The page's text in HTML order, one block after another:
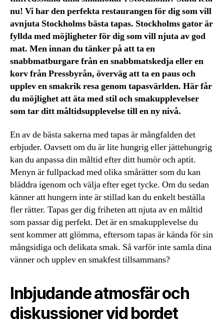
nu! Vi har den perfekta restaurangen för dig som vill
avnjuta Stockholms bästa tapas. Stockholms gator är
fyllda med möjligheter för dig som vill njuta av god
mat. Men innan du tänker på att ta en
snabbmatburgare från en snabbmatskedja eller en
korv från Pressbyrån, överväg att ta en paus och
upplev en smakrik resa genom tapasvärlden. Här får
du möjlighet att äta med stil och smakupplevelser
som tar ditt måltidsupplevelse till en ny nivå.
En av de bästa sakerna med tapas är mångfalden det
erbjuder. Oavsett om du är lite hungrig eller jättehungrig
kan du anpassa din måltid efter ditt humör och aptit.
Menyn är fullpackad med olika smårätter som du kan
bläddra igenom och välja efter eget tycke. Om du sedan
känner att hungern inte är stillad kan du enkelt beställa
fler rätter. Tapas ger dig friheten att njuta av en måltid
som passar dig perfekt. Det är en smakupplevelse du
sent kommer att glömma, eftersom tapas är kända för sin
mångsidiga och delikata smak. Så varför inte samla dina
vänner och upplev en smakfest tillsammans?
Inbjudande atmosfär och
diskussioner vid bordet